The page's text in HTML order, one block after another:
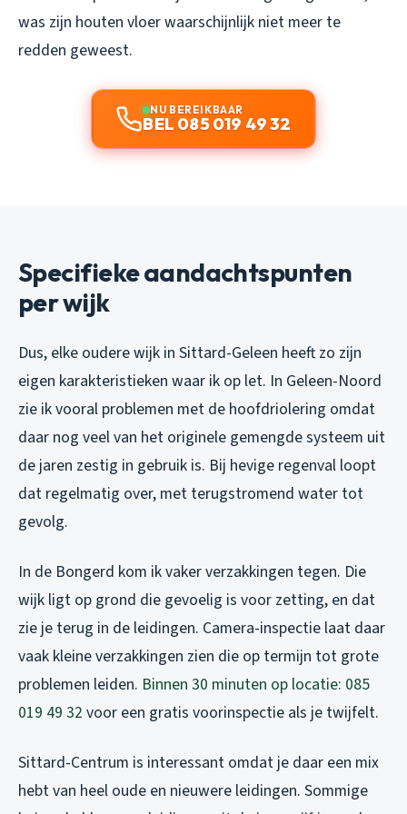
was zijn houten vloer waarschijnlijk niet meer te
redden geweest.
NU BEREIKBAAR
BEL 085 019 49 32
Specifieke aandachtspunten
per wijk
Dus, elke oudere wijk in Sittard-Geleen heeft zo zijn
eigen karakteristieken waar ik op let. In Geleen-Noord
zie ik vooral problemen met de hoofdriolering omdat
daar nog veel van het originele gemengde systeem uit
de jaren zestig in gebruik is. Bij hevige regenval loopt
dat regelmatig over, met terugstromend water tot
gevolg.
In de Bongerd kom ik vaker verzakkingen tegen. Die
wijk ligt op grond die gevoelig is voor zetting, en dat
zie je terug in de leidingen. Camera-inspectie laat daar
vaak kleine verzakkingen zien die op termijn tot grote
problemen leiden. Binnen 30 minuten op locatie: 085
019 49 32 voor een gratis voorinspectie als je twijfelt.
Sittard-Centrum is interessant omdat je daar een mix
hebt van heel oude en nieuwere leidingen. Sommige